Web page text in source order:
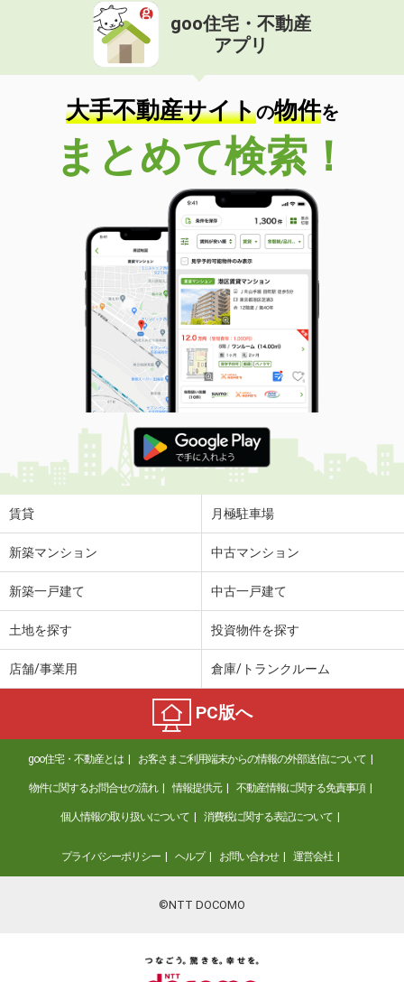
goo住宅・不動産
アプリ
大手不動産サイトの物件を
まとめて検索！
賃貸 月極駐車場
新築マンション 中古マンション
新築一戸建て 中古一戸建て
土地を探す 投資物件を探す
店舗/事業用 倉庫/トランクルーム
PC版へ
goo住宅・不動産とは お客さまご利用端末からの情報の外部送信について
物件に関するお問合せの流れ 情報提供元 不動産情報に関する免責事項
個人情報の取り扱いについて 消費税に関する表記について
プライバシーポリシー ヘルプ お問い合わせ 運営会社
©NTT DOCOMO